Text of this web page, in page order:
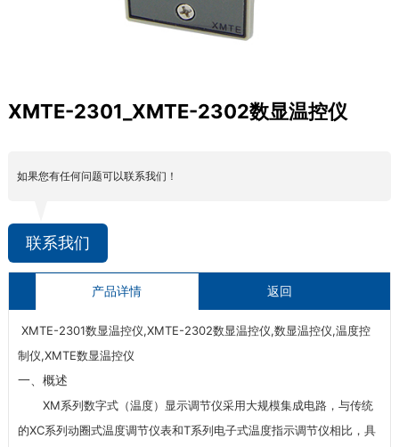
XMTE-2301_XMTE-2302数显温控仪
如果您有任何问题可以联系我们！
联系我们
产品详情 返回
XMTE-2301数显温控仪,XMTE-2302数显温控仪,数显温控仪,温度控
制仪,XMTE数显温控仪
一、概述
XM系列数字式（温度）显示调节仪采用大规模集成电路，与传统
的XC系列动圈式温度调节仪表和T系列电子式温度指示调节仪相比，具